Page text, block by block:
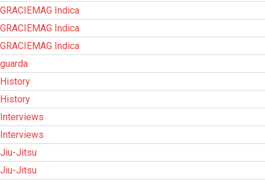
GRACIEMAG Indica
GRACIEMAG Indica
GRACIEMAG Indica
guarda
History
History
Interviews
Interviews
Jiu-Jitsu
Jiu-Jitsu